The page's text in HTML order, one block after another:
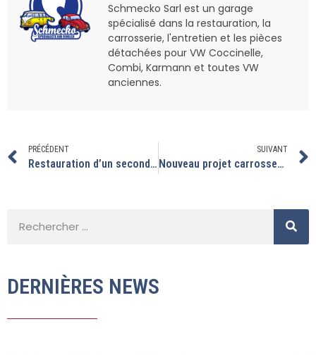
Schmecko Sarl est un garage
spécialisé dans la restauration, la
carrosserie, l'entretien et les pièces
détachées pour VW Coccinelle,
Combi, Karmann et toutes VW
anciennes.
PRÉCÉDENT
Restauration d’un second combi 21 fenêtres.
SUIVANT
Nouveau projet carrosserie: restauration 1303
DERNIÈRES NEWS